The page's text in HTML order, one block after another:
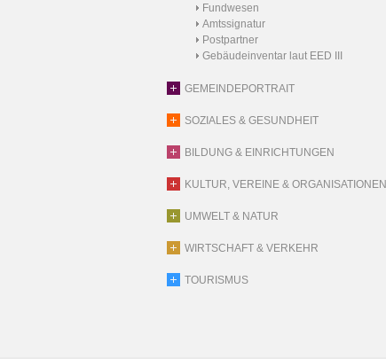
Fundwesen
Amtssignatur
Postpartner
Gebäudeinventar laut EED III
GEMEINDEPORTRAIT
SOZIALES & GESUNDHEIT
BILDUNG & EINRICHTUNGEN
KULTUR, VEREINE & ORGANISATIONEN
UMWELT & NATUR
WIRTSCHAFT & VERKEHR
TOURISMUS